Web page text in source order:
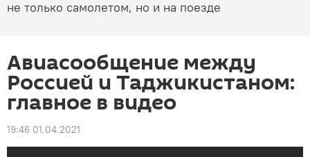
не только самолетом, но и на поезде
Авиасообщение между
Россией и Таджикистаном:
главное в видео
19:46 01.04.2021